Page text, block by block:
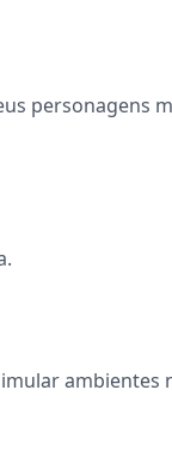
personagens
ambientes